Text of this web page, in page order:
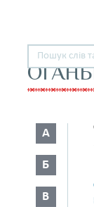
А
Б
В